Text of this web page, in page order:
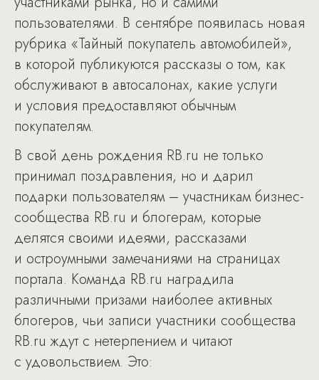
пользователями. В сентябре появилась новая
рубрика «Тайный покупатель автомобилей»,
в которой публикуются рассказы о том, как
обслуживают в автосалонах, какие услуги
и условия предоставляют обычным
покупателям.
В свой день рождения RB.ru не только
принимал поздравления, но и дарил
подарки пользователям – участникам бизнес-
сообщества RB.ru и блогерам, которые
делятся своими идеями, рассказами
и остроумными замечаниями на страницах
портала. Команда RB.ru наградила
различными призами наиболее активных
блогеров, чьи записи участники сообщества
RB.ru ждут с нетерпением и читают
с удовольствием. Это: